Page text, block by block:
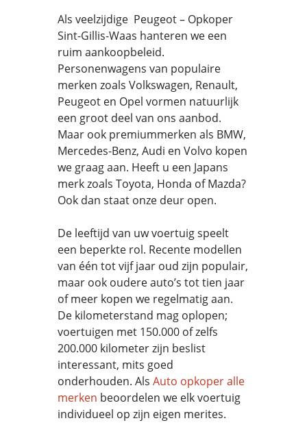
Als veelzijdige Peugeot – Opkoper
Sint-Gillis-Waas hanteren we een
ruim aankoopbeleid.
Personenwagens van populaire
merken zoals Volkswagen, Renault,
Peugeot en Opel vormen natuurlijk
een groot deel van ons aanbod.
Maar ook premiummerken als BMW,
Mercedes-Benz, Audi en Volvo kopen
we graag aan. Heeft u een Japans
merk zoals Toyota, Honda of Mazda?
Ook dan staat onze deur open.
De leeftijd van uw voertuig speelt
een beperkte rol. Recente modellen
van één tot vijf jaar oud zijn populair,
maar ook oudere auto’s tot tien jaar
of meer kopen we regelmatig aan.
De kilometerstand mag oplopen;
voertuigen met 150.000 of zelfs
200.000 kilometer zijn beslist
interessant, mits goed
onderhouden. Als Auto opkoper alle
merken beoordelen we elk voertuig
individueel op zijn eigen merites.